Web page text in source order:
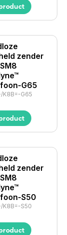
zender
G65
K8B=-G65
zender
S50
K8B=-S50